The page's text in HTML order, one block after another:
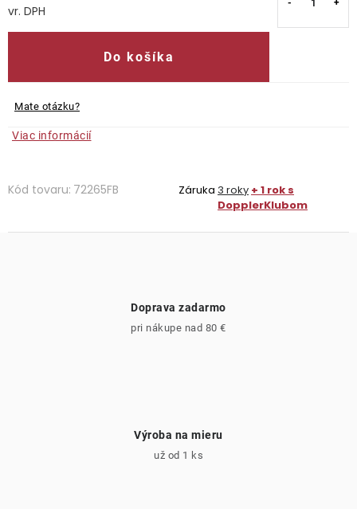
Do košíka
Mate otázku?
Viac informácií
Kód tovaru: 72265FB Záruka 3 roky + 1 rok s
DopplerKlubom
Doprava zadarmo
pri nákupe nad 80 €
Výroba na mieru
už od 1 ks